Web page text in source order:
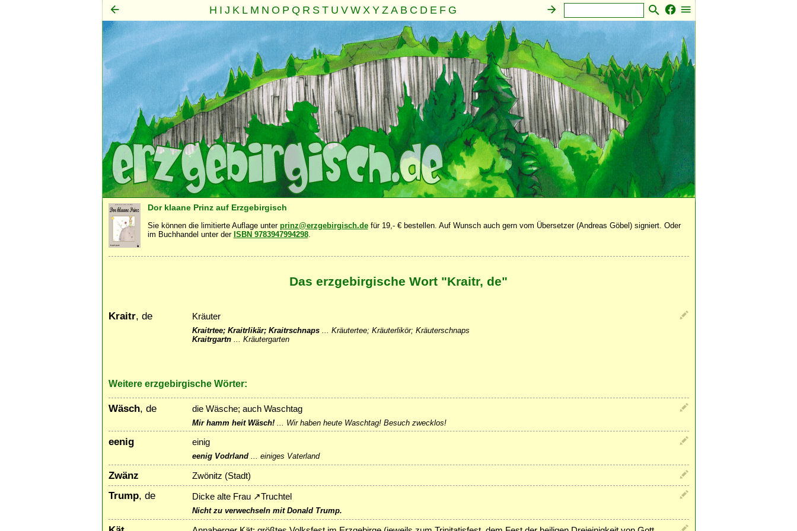
H I J K L M N O P Q R S T U V W X Y Z A B C D E F G
Mensch
· Seele Familie Gemeinschaft · Nahrung · Natur Sonstiges
Dor klaane Prinz auf Erzgebirgisch
Sie können die limitierte Auflage unter prinz@erzgebirgisch.defür 19,- € bestellen. Auf Wunsch auch gern vom Übersetzer (Andreas Göbel) signiert. Oder
im Buchhandel unter der ISBN 9783947994298.
Das erzgebirgische Wort "Kraitr, de"
Kraitr, de Kräuter
Kraitrtee; Kraitrlikär; Kraitrschnaps... Kräutertee; Kräuterlikör; Kräuterschnaps
Kraitrgartn... Kräutergarten
Weitere erzgebirgische Wörter:
Wäsch, de die Wäsche; auch Waschtag
Mir hamm heit Wäsch!... Wir haben heute Waschtag! Besuch zwecklos!
eenig einig
eenig Vodrland... einiges Vaterland
Zwänz Zwönitz (Stadt)
Trump, de Dicke alte Frau ↗Truchtel
Nicht zu verwechseln mit Donald Trump.